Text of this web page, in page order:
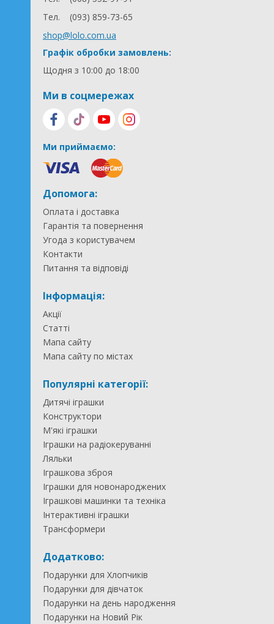
Тел.
(093) 859-73-65
shop@lolo.com.ua
Графік обробки замовлень:
Щодня з 10:00 до 18:00
Ми в соцмережах
Ми приймаємо:
Допомога:
Оплата і доставка
Гарантія та повернення
Угода з користувачем
Контакти
Питання та відповіді
Інформація:
Акції
Статті
Мапа сайту
Мапа сайту по містах
Популярні категорії:
Дитячі іграшки
Конструктори
М'які іграшки
Іграшки на радіокеруванні
Ляльки
Іграшкова зброя
Іграшки для новонароджених
Іграшкові машинки та техніка
Інтерактивні іграшки
Трансформери
Додатково:
Подарунки для Хлопчиків
Подарунки для дівчаток
Подарунки на день народження
Подарунки на Новий Рік